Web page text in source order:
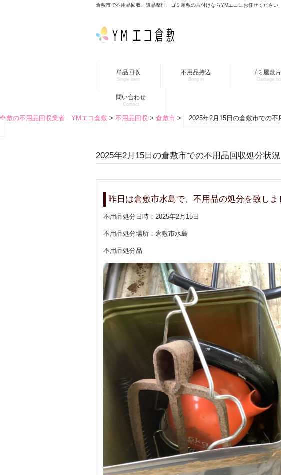
倉敷市で不用品回収、遺品整理、ゴミ屋敷の片付けならYMエコにお任せください
単品回収
Single item
不用品持込
Bring in
ゴミ屋敷
Garbage
問い合わせ
Contact
倉敷の不用品回収業者 YMエコ倉敷 > 不用品回収 > 倉敷市 > 2025年2月15日の倉敷市での不
2025年2月15日の倉敷市での不用品回収処分状況
昨日は倉敷市水島で、不用品の処分を致しま
不用品処分日時：2025年2月15日
不用品処分場所：倉敷市水島
不用品処分品